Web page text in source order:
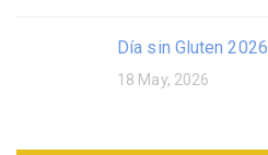
Día sin Gluten 2026
18 May, 2026